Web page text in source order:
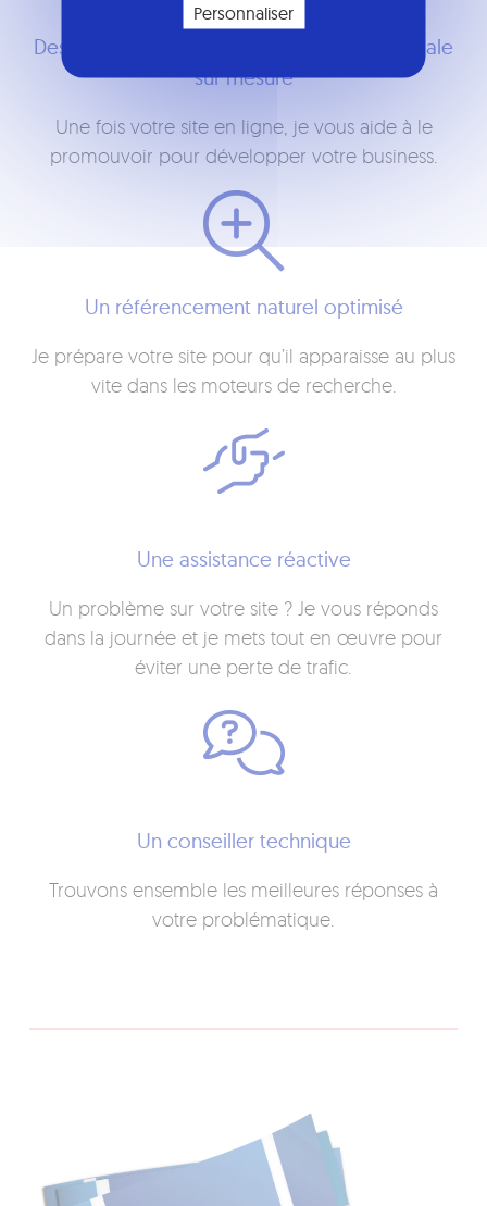
Des conseils en stratégie marketing et digitale
sur mesure
Une fois votre site en ligne, je vous aide à le
promouvoir pour développer votre business.
Un référencement naturel optimisé
Je prépare votre site pour qu’il apparaisse au plus
vite dans les moteurs de recherche.
Une assistance réactive
Un problème sur votre site ? Je vous réponds
dans la journée et je mets tout en œuvre pour
éviter une perte de trafic.
Un conseiller technique
Trouvons ensemble les meilleures réponses à
votre problématique.
Personnaliser